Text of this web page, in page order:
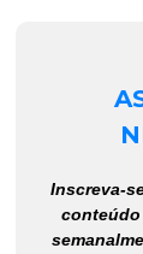
Inscreva-
conteúdo